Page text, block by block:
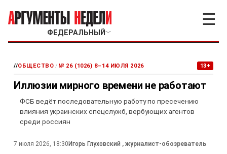
ФЕДЕРАЛЬНЫЙ ﹀
☰
//ОБЩЕСТВО / № 26 (1026) 8–14 ИЮЛЯ 2026 13+
Иллюзии мирного времени не работают
ФСБ ведёт последовательную работу по пресечению
влияния украинских спецслужб, вербующих агентов
среди россиян
7 июля 2026, 18:30 Игорь Глуховский , журналист-обозреватель